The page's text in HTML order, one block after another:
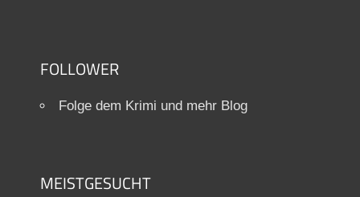
FOLLOWER
Folge dem Krimi und mehr Blog
MEISTGESUCHT